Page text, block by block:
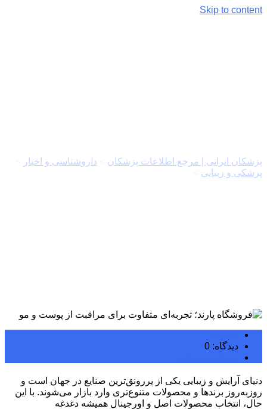
Skip to content
پزشکان ایرانی | مرجع اطلاعات پزشکان داروشناسی و اخبار
پزشکی و زیبایی
دیدگاه: 0
دنیای آرایش و زیبایی یکی از پررونق‌ترین صنایع در جهان است و
روزبه‌روز برندها و محصولات متنوع‌تری وارد بازار می‌شوند. با این
حال، انتخاب محصولات اصل و اورجینال همیشه دغدغه